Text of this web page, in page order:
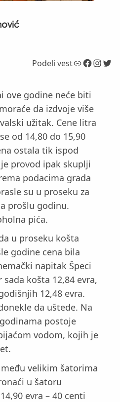
Podeli vestLink Facebook InstagramTwitter
ove godine neće biti
da izdvoje više
užitak. Cene litra
od 14,80 do 15,90
ostala tik ispod
provod ipak skuplji
podacima grada
su u proseku za
prošlu godinu.
pića.
u proseku košta
godine cena bila
napitak Špeci
košta 12,84 evra,
12,48 evra.
da uštede. Na
postoje
vodom, kojih je
velikim šatorima
u šatoru
evra – 40 centi